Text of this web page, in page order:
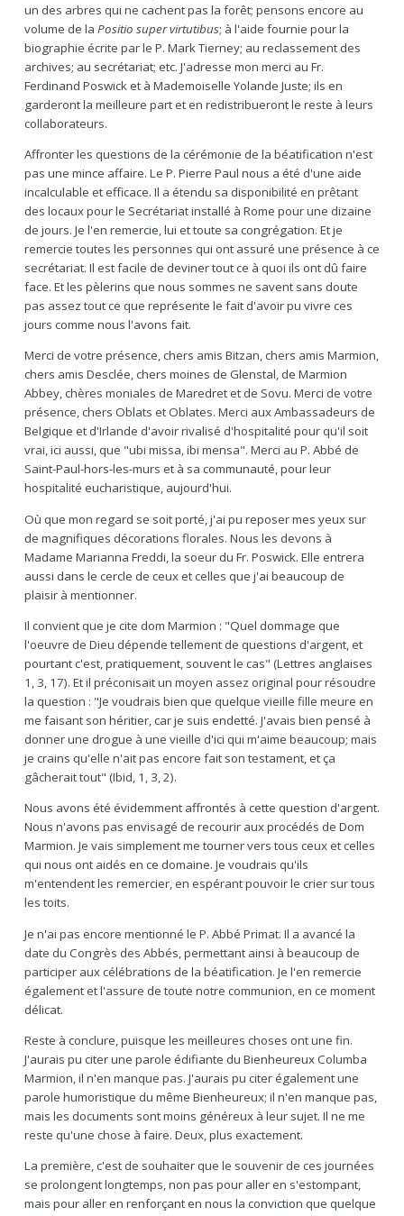
un des arbres qui ne cachent pas la forêt; pensons encore au
volume de la Positio super virtutibus; à l'aide fournie pour la
biographie écrite par le P. Mark Tierney; au reclassement des
archives; au secrétariat; etc. J'adresse mon merci au Fr.
Ferdinand Poswick et à Mademoiselle Yolande Juste; ils en
garderont la meilleure part et en redistribueront le reste à leurs
collaborateurs.
Affronter les questions de la cérémonie de la béatification n'est
pas une mince affaire. Le P. Pierre Paul nous a été d'une aide
incalculable et efficace. Il a étendu sa disponibilité en prêtant
des locaux pour le Secrétariat installé à Rome pour une dizaine
de jours. Je l'en remercie, lui et toute sa congrégation. Et je
remercie toutes les personnes qui ont assuré une présence à ce
secrétariat. Il est facile de deviner tout ce à quoi ils ont dû faire
face. Et les pèlerins que nous sommes ne savent sans doute
pas assez tout ce que représente le fait d'avoir pu vivre ces
jours comme nous l'avons fait.
Merci de votre présence, chers amis Bitzan, chers amis Marmion,
chers amis Desclée, chers moines de Glenstal, de Marmion
Abbey, chères moniales de Maredret et de Sovu. Merci de votre
présence, chers Oblats et Oblates. Merci aux Ambassadeurs de
Belgique et d'Irlande d'avoir rivalisé d'hospitalité pour qu'il soit
vrai, ici aussi, que "ubi missa, ibi mensa". Merci au P. Abbé de
Saint-Paul-hors-les-murs et à sa communauté, pour leur
hospitalité eucharistique, aujourd'hui.
Où que mon regard se soit porté, j'ai pu reposer mes yeux sur
de magnifiques décorations florales. Nous les devons à
Madame Marianna Freddi, la soeur du Fr. Poswick. Elle entrera
aussi dans le cercle de ceux et celles que j'ai beaucoup de
plaisir à mentionner.
Il convient que je cite dom Marmion : "Quel dommage que
l'oeuvre de Dieu dépende tellement de questions d'argent, et
pourtant c'est, pratiquement, souvent le cas" (Lettres anglaises
1, 3, 17). Et il préconisait un moyen assez original pour résoudre
la question : "Je voudrais bien que quelque vieille fille meure en
me faisant son héritier, car je suis endetté. J'avais bien pensé à
donner une drogue à une vieille d'ici qui m'aime beaucoup; mais
je crains qu'elle n'ait pas encore fait son testament, et ça
gâcherait tout" (Ibid, 1, 3, 2).
Nous avons été évidemment affrontés à cette question d'argent.
Nous n'avons pas envisagé de recourir aux procédés de Dom
Marmion. Je vais simplement me tourner vers tous ceux et celles
qui nous ont aidés en ce domaine. Je voudrais qu'ils
m'entendent les remercier, en espérant pouvoir le crier sur tous
les toits.
Je n'ai pas encore mentionné le P. Abbé Primat. Il a avancé la
date du Congrès des Abbés, permettant ainsi à beaucoup de
participer aux célébrations de la béatification. Je l'en remercie
également et l'assure de toute notre communion, en ce moment
délicat.
Reste à conclure, puisque les meilleures choses ont une fin.
J'aurais pu citer une parole édifiante du Bienheureux Columba
Marmion, il n'en manque pas. J'aurais pu citer également une
parole humoristique du même Bienheureux; il n'en manque pas,
mais les documents sont moins généreux à leur sujet. Il ne me
reste qu'une chose à faire. Deux, plus exactement.
La première, c'est de souhaiter que le souvenir de ces journées
se prolongent longtemps, non pas pour aller en s'estompant,
mais pour aller en renforçant en nous la conviction que quelque